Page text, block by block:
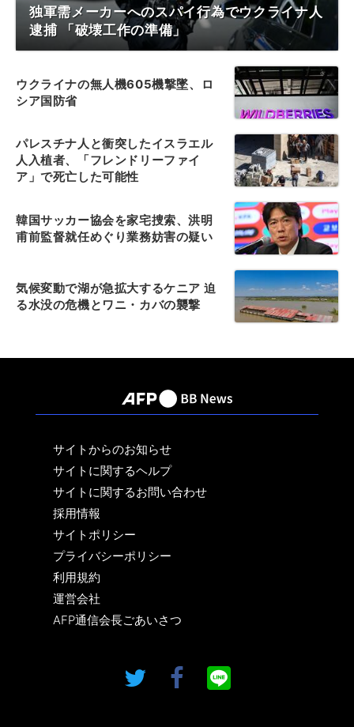
独軍需メーカーへのスパイ行為でウクライナ人
逮捕 「破壊工作の準備」
ウクライナの無人機605機撃墜、ロ
シア国防省
パレスチナ人と衝突したイスラエル
人入植者、「フレンドリーファイ
ア」で死亡した可能性
韓国サッカー協会を家宅捜索、洪明
甫前監督就任めぐり業務妨害の疑い
気候変動で湖が急拡大するケニア 迫
る水没の危機とワニ・カバの襲撃
サイトからのお知らせ
サイトに関するヘルプ
サイトに関するお問い合わせ
採用情報
サイトポリシー
プライバシーポリシー
利用規約
運営会社
AFP通信会長ごあいさつ